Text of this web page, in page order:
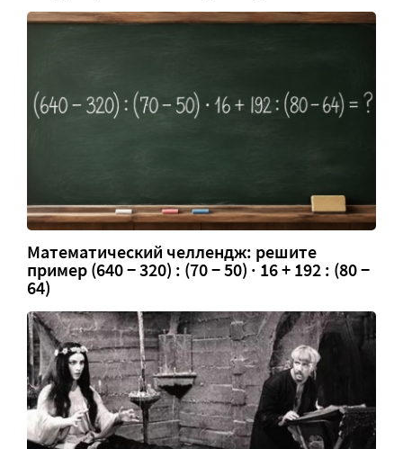
Математический челлендж: решите
пример (640 − 320) : (70 − 50) · 16 + 192 : (80 −
64)